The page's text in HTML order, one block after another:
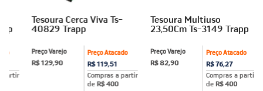
partir
Tesoura Cerca Viva Ts-
40829 Trapp
Preço Atacado
R$ 119,51
Compras a partir
de R$ 400
Preço Varejo
R$ 129,90
Tesoura Multiuso
23,50Cm Ts-3149 Trapp
Preço Atacado
R$ 76,27
Compras a partir
de R$ 400
Preço Varejo
R$ 82,90